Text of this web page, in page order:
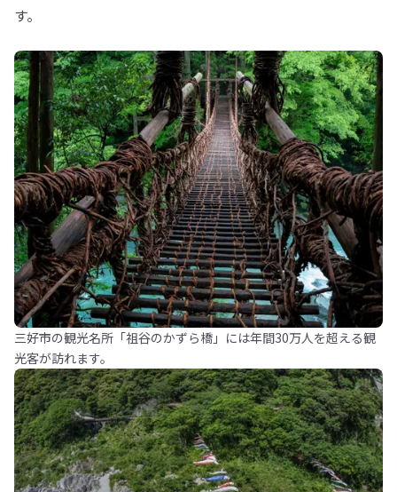
す。
三好市の観光名所「祖谷のかずら橋」には年間30万人を超える観
光客が訪れます。